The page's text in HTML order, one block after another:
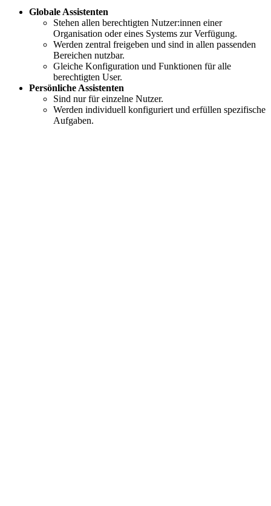
Globale Assistenten
Stehen allen berechtigten Nutzer:innen einer
Organisation oder eines Systems zur Verfügung.
Werden zentral freigeben und sind in allen passenden
Bereichen nutzbar.
Gleiche Konfiguration und Funktionen für alle
berechtigten User.
Persönliche Assistenten
Sind nur für einzelne Nutzer.
Werden individuell konfiguriert und erfüllen spezifische
Aufgaben.